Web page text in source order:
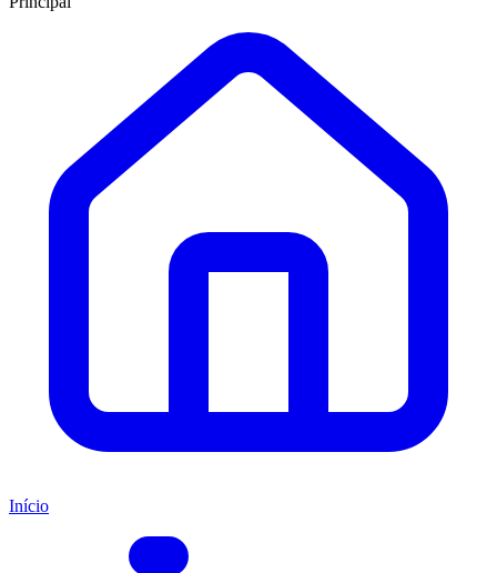
Início